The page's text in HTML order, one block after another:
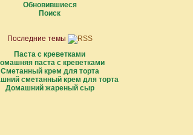
Обновившиеся
Поиск
Последние темы
Паста с креветками
паста с креветками
Сметанный крем для торта
сметанный крем для торта
Домашний жареный сыр